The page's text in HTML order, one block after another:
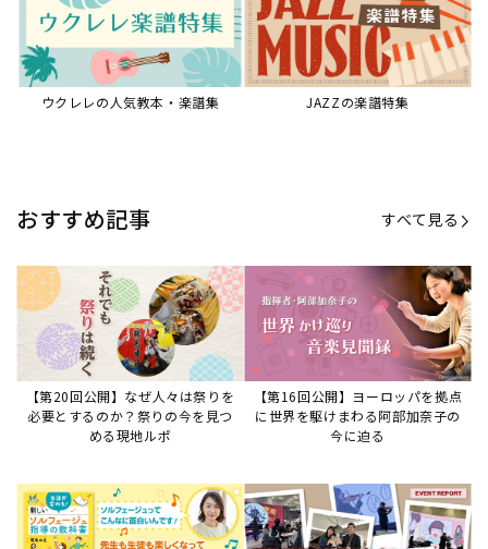
【第20回公開】なぜ人々は祭りを
必要とするのか？祭りの今を見つ
める現地ルポ
【第16回公開】ヨーロッパを拠点
に世界を駆けまわる阿部加奈子の
今に迫る
「できた！」があふれる！『生徒
指導の教科書』
イブ＆トークレポート
ード活用術